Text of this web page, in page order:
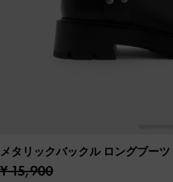
メタリックバックル ロングブーツ
¥ 15,900